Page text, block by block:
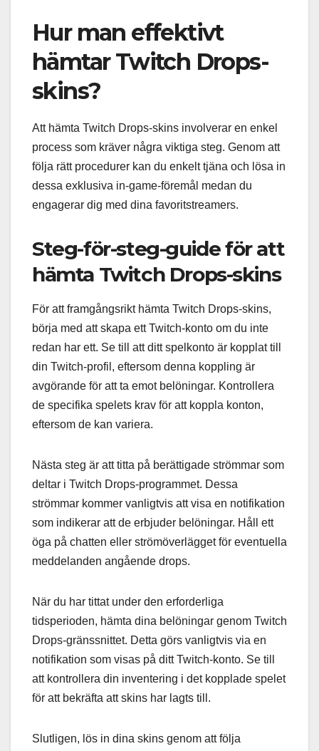
Hur man effektivt
hämtar Twitch Drops-
skins?
Att hämta Twitch Drops-skins involverar en enkel
process som kräver några viktiga steg. Genom att
följa rätt procedurer kan du enkelt tjäna och lösa in
dessa exklusiva in-game-föremål medan du
engagerar dig med dina favoritstreamers.
Steg-för-steg-guide för att
hämta Twitch Drops-skins
För att framgångsrikt hämta Twitch Drops-skins,
börja med att skapa ett Twitch-konto om du inte
redan har ett. Se till att ditt spelkonto är kopplat till
din Twitch-profil, eftersom denna koppling är
avgörande för att ta emot belöningar. Kontrollera
de specifika spelets krav för att koppla konton,
eftersom de kan variera.
Nästa steg är att titta på berättigade strömmar som
deltar i Twitch Drops-programmet. Dessa
strömmar kommer vanligtvis att visa en notifikation
som indikerar att de erbjuder belöningar. Håll ett
öga på chatten eller strömöverlägget för eventuella
meddelanden angående drops.
När du har tittat under den erforderliga
tidsperioden, hämta dina belöningar genom Twitch
Drops-gränssnittet. Detta görs vanligtvis via en
notifikation som visas på ditt Twitch-konto. Se till
att kontrollera din inventering i det kopplade spelet
för att bekräfta att skins har lagts till.
Slutligen, lös in dina skins genom att följa